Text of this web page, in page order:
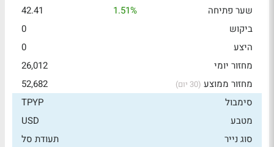
שער פתיחה
1.51%
42.41
ביקוש
0
היצע
0
מחזור יומי
26,012
מחזור ממוצע (30 יום)
52,682
סימבול
TPYP
מטבע
USD
סוג נייר
תעודת סל